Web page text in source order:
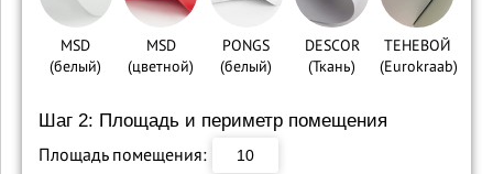
MSD
(белый)
MSD
(цветной)
PONGS
(белый)
DESCOR
(Ткань)
ТЕНЕВОЙ
(Eurokraab)
Шаг 2: Площадь и периметр помещения
Площадь помещения: